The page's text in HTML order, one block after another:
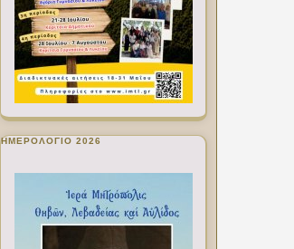
ΗΜΕΡΟΛΟΓΙΟ 2026